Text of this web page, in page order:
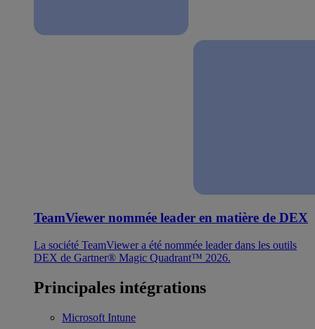
TeamViewer nommée leader en matière de DEX
La société TeamViewer a été nommée leader dans les outils
DEX de Gartner® Magic Quadrant™ 2026.
Principales intégrations
Microsoft Intune